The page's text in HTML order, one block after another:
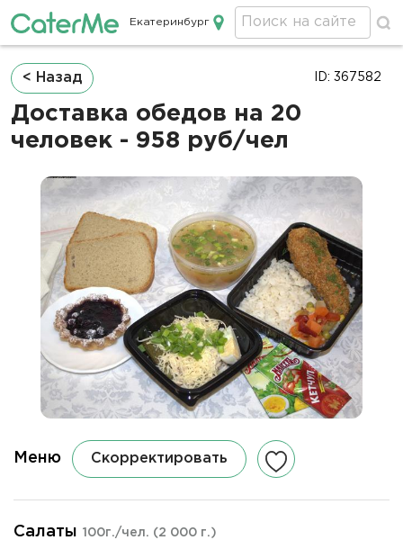
Кейтеринг в Екатеринбурге
Екатеринбург
Строка
навигации
< Назад
Доставка обедов на 20
человек - 958 руб/чел
ID: 367582
Меню Скорректировать
Салаты 100г./чел. (2 000 г.)